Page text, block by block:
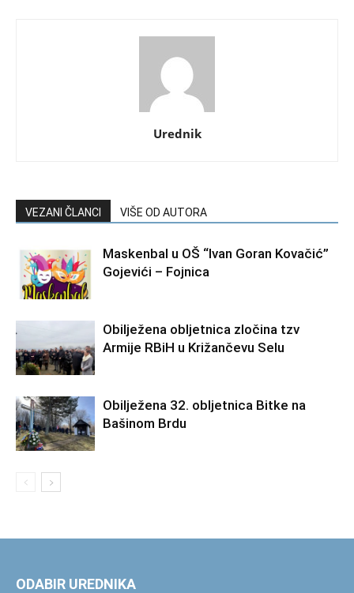
Urednik
VEZANI ČLANCI VIŠE OD AUTORA
Maskenbal u OŠ “Ivan Goran Kovačić”
Gojevići – Fojnica
Obilježena obljetnica zločina tzv
Armije RBiH u Križančevu Selu
Obilježena 32. obljetnica Bitke na
Bašinom Brdu
ODABIR UREDNIKA